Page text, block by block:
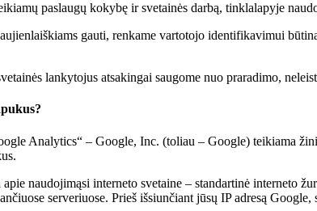
paslaugų kokybę ir svetainės darbą, tinklalapyje
gauti, renkame vartotojo identifikavimui
lankytojus atsakingai saugome nuo praradimo,
Analytics“ – Google, Inc. (toliau – Google) teikiama
naudojimąsi interneto svetaine – standartinė interneto
serveriuose. Prieš išsiunčiant jūsų IP adresą